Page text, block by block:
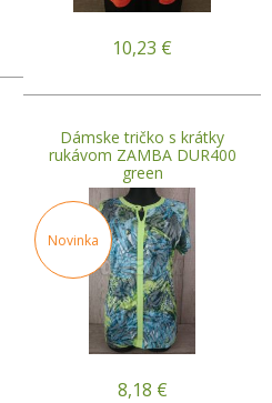
10,23 €
Dámske tričko s krátky
rukávom ZAMBA DUR400
green
Novinka
8,18 €